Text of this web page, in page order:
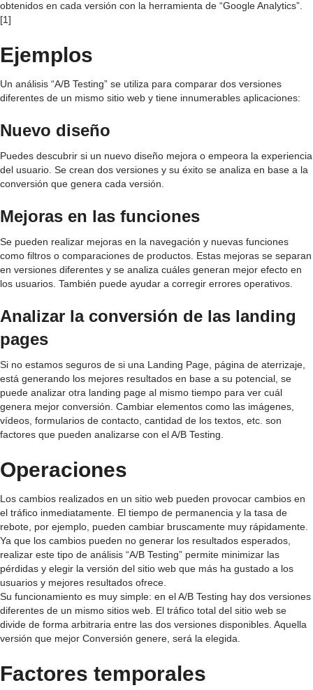
obtenidos en cada versión con la herramienta de “Google Analytics”.
[1]
Ejemplos
Un análisis “A/B Testing” se utiliza para comparar dos versiones
diferentes de un mismo sitio web y tiene innumerables aplicaciones:
Nuevo diseño
Puedes descubrir si un nuevo diseño mejora o empeora la experiencia
del usuario. Se crean dos versiones y su éxito se analiza en base a la
conversión que genera cada versión.
Mejoras en las funciones
Se pueden realizar mejoras en la navegación y nuevas funciones
como filtros o comparaciones de productos. Estas mejoras se separan
en versiones diferentes y se analiza cuáles generan mejor efecto en
los usuarios. También puede ayudar a corregir errores operativos.
Analizar la conversión de las landing
pages
Si no estamos seguros de si una Landing Page, página de aterrizaje,
está generando los mejores resultados en base a su potencial, se
puede analizar otra landing page al mismo tiempo para ver cuál
genera mejor conversión. Cambiar elementos como las imágenes,
vídeos, formularios de contacto, cantidad de los textos, etc. son
factores que pueden analizarse con el A/B Testing.
Operaciones
Los cambios realizados en un sitio web pueden provocar cambios en
el tráfico inmediatamente. El tiempo de permanencia y la tasa de
rebote, por ejemplo, pueden cambiar bruscamente muy rápidamente.
Ya que los cambios pueden no generar los resultados esperados,
realizar este tipo de análisis “A/B Testing” permite minimizar las
pérdidas y elegir la versión del sitio web que más ha gustado a los
usuarios y mejores resultados ofrece.
Su funcionamiento es muy simple: en el A/B Testing hay dos versiones
diferentes de un mismo sitios web. El tráfico total del sitio web se
divide de forma arbitraria entre las dos versiones disponibles. Aquella
versión que mejor Conversión genere, será la elegida.
Factores temporales